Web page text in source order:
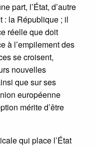
part, l’État, d’autre
: la République ; il
réelle que doit
à l’empilement des
se croisent,
nouvelles
que sur ses
européenne
mérite d’être
qui place l’État